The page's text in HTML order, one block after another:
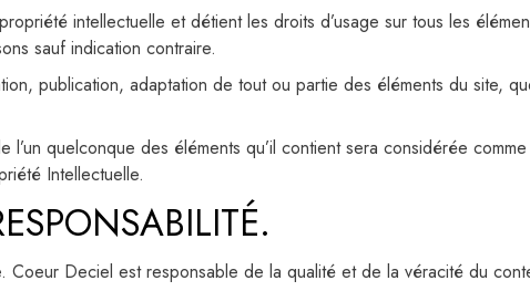
intellectuelle et détient les droits d’usage sur tous les
sauf indication contraire.
publication, adaptation de tout ou partie des éléments du site,
quelconque des éléments qu’il contient sera considérée
Intellectuelle.
Coeur Deciel est responsable de la qualité et de la véracité du